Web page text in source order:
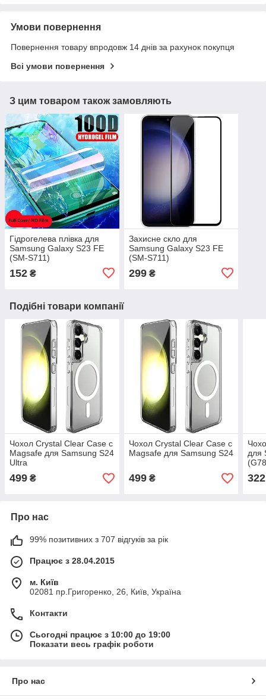
Умови повернення
Повернення товару впродовж 14 днів за рахунок покупця
Всі умови повернення
З цим товаром також замовляють
Гідрогелева плівка для
Samsung Galaxy S23 FE
(SM-S711)
152 ₴
Захисне скло для
Samsung Galaxy S23 FE
(SM-S711)
299₴
Подібні товари компанії
Чохол Crystal Clear Case с
Magsafe для Samsung S24
Ultra
499 ₴
Чохол Crystal Clear Case с
Magsafe для Samsung S24
499₴
для
322
Про нас
99% позитивних з 707 відгуків за рік
Працює з 28.04.2015
м. Київ
02081 пр.Григоренко, 26, Київ, Україна
Контакти
Сьогодні працює з 10:00 до 19:00
Показати весь графік роботи
Про нас